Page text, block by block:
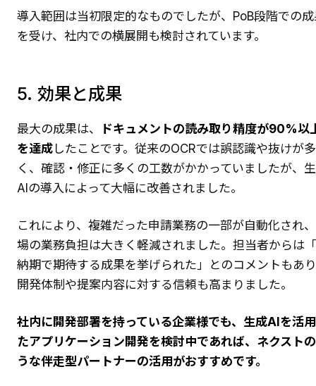
導入範囲は当初限定的なものでしたが、PoB段階での
を受け、社内での横展開も検討されています。
5. 効果と成果
最大の成果は、
ドキュメントの読み取り精度が90%以
を達成 したことです。従来のOCRでは誤認識や抜けが多
く、確認・修正に多くの工数がかかっていましたが、
AIの導入によって大幅に改善されました。
これにより、複雑だった申請業務の一部が自動化され
場の業務負担は大きく軽減されました。担当者からは
納期で期待する成果を挙げられた」とのコメントもあ
開発体制や提案内容に対する信頼も高まりました。
社内に開発部署を持っている企業様でも、生成AIを活
たアプリケーション開発を検討中であれば、ネクスト
うな伴走型パートナーの活用がおすすめです。